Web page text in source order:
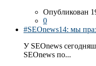
Опубликован
0
#SEOnews14: мы
У SEOnews
SEOnews по...